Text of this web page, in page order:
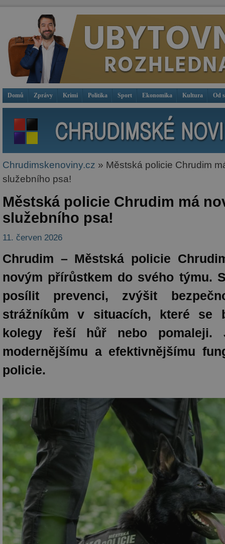
Domů Zprávy Krimi Politika Sport Ekonomika Kultura Od
Chrudimskenoviny.cz » Městská policie Chrudim
služebního psa!
Městská policie Chrudim má
služebního psa!
11. červen 2026
Chrudim – Městská policie
novým přírůstkem do svého týmu.
posílit prevenci, zvýšit
strážníkům v situacích, které se
kolegy řeší hůř nebo
modernějšímu a efektivnějšímu
policie.